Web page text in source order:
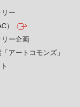
ー
）
ー企画
アートコモンズ」